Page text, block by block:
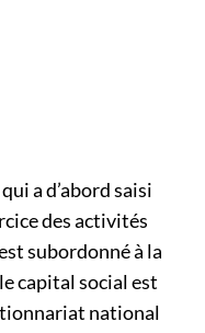
a d’abord saisi
des activités
subordonné à la
capital social est
national